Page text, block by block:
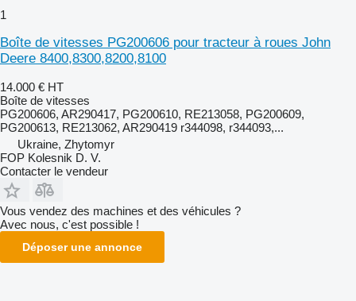
1
Boîte de vitesses PG200606 pour tracteur à roues John
Deere 8400,8300,8200,8100
14.000 € HT
Boîte de vitesses
PG200606, AR290417, PG200610, RE213058, PG200609,
PG200613, RE213062, AR290419 r344098, r344093,...
Ukraine, Zhytomyr
FOP Kolesnik D. V.
Contacter le vendeur
Vous vendez des machines et des véhicules ?
Avec nous, c'est possible !
Déposer une annonce